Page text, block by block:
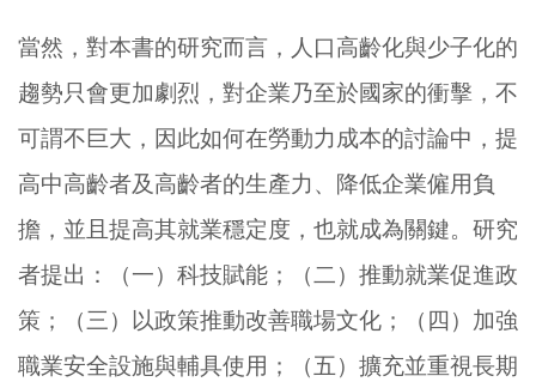
當然，對本書的研究而言，人口高齡化與少子化的
趨勢只會更加劇烈，對企業乃至於國家的衝擊，不
可謂不巨大，因此如何在勞動力成本的討論中，提
高中高齡者及高齡者的生產力、降低企業僱用負
擔，並且提高其就業穩定度，也就成為關鍵。研究
者提出：（一）科技賦能；（二）推動就業促進政
策；（三）以政策推動改善職場文化；（四）加強
職業安全設施與輔具使用；（五）擴充並重視長期